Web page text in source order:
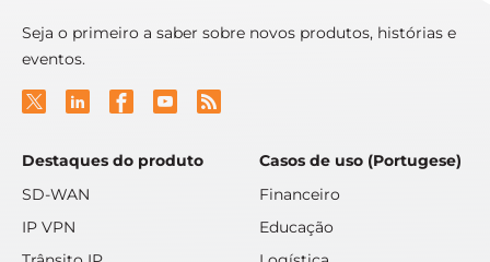
Seja o primeiro a saber sobre novos produtos, histórias e
eventos.
Destaques do produto
SD-WAN
IP VPN
Casos de uso (Portugese)
Financeiro
Educação